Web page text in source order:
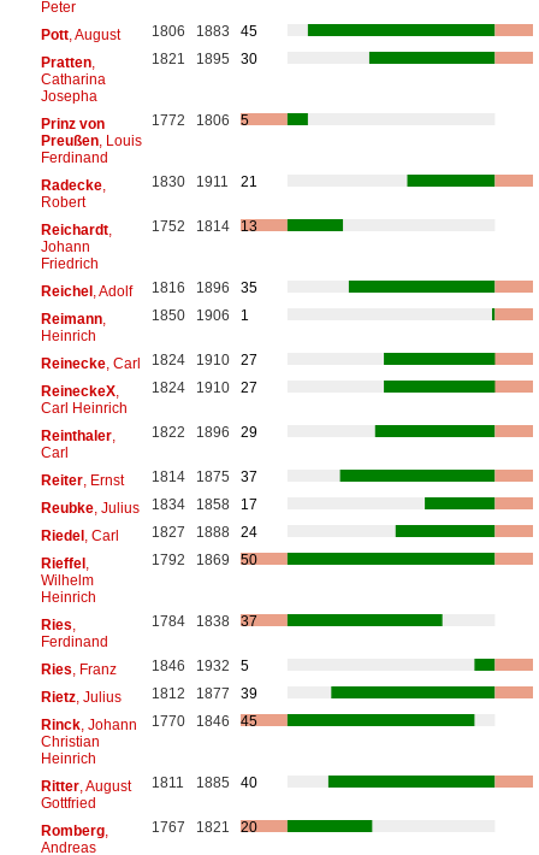
Peter
Pott, August 1806 1883
45
Pratten,
Catharina
Josepha
1821 1895 30
Prinz von
Preußen, Louis
Ferdinand
1772 1806 5
Radecke,
Robert
1830 1911 21
Reichardt,
Johann
Friedrich
1752 1814 13
Reichel, Adolf 1816 1896
35
Reimann,
Heinrich
1850 1906 1
Reinecke, Carl 1824 1910
27
ReineckeX,
Carl Heinrich
1824 1910 27
Reinthaler,
Carl
1822 1896 29
Reiter, Ernst 1814 1875
37
Reubke, Julius 1834 1858
17
Riedel, Carl 1827 1888
24
Rieffel,
Wilhelm
Heinrich
1792 1869 50
Ries
Ferdinand
1784 1838 37
Ries , Franz 1846 1932
5
Rietz, Julius 1812 1877
39
Rinck, Johann
Christian
Heinrich
1770 1846 45
Ritter, August
Gottfried
1811 1885 40
Romberg,
Andreas
1767 1821 20